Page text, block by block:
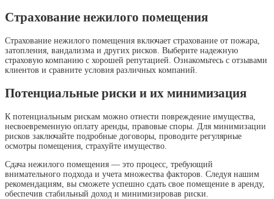
Страхование нежилого помещения
Страхование нежилого помещения включает страхование от пожара,
затопления, вандализма и других рисков. Выберите надежную
страховую компанию с хорошей репутацией. Ознакомьтесь с отзывами
клиентов и сравните условия различных компаний.
Потенциальные риски и их минимизация
К потенциальным рискам можно отнести повреждение имущества,
несвоевременную оплату аренды, правовые споры. Для минимизации
рисков заключайте подробные договоры, проводите регулярные
осмотры помещения, страхуйте имущество.
Сдача нежилого помещения — это процесс, требующий
внимательного подхода и учета множества факторов. Следуя нашим
рекомендациям, вы сможете успешно сдать свое помещение в аренду,
обеспечив стабильный доход и минимизировав риски.